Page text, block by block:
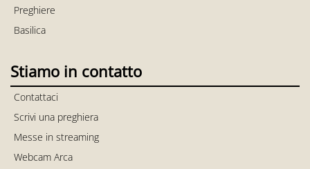
Preghiere
Basilica
Stiamo in contatto
Contattaci
Scrivi una preghiera
Messe in streaming
Webcam Arca